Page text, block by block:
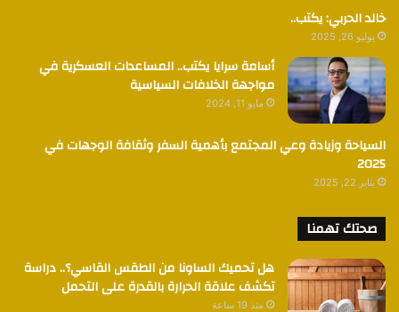
خالد الحربي: يكتب..
يوليو 26, 2025
أسامة سرايا يكتب.. المساعدات العسكرية في
مواجهة الخلافات السياسية
مايو 11, 2024
السياحة وزيادة وعي المجتمع بأهمية السفر وثقافة الوجهات في
2025
يناير 22, 2025
صحتك تهمنا
هل تحميك الساونا من الطقس القاسي؟.. دراسة
تكشف علاقة الحرارة بالقدرة على التحمل
منذ 19 ساعة